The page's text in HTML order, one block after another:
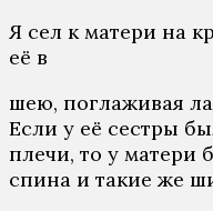
Я сел к матери на
её в
шею, поглаживая
Если у её сестры
плечи, то у матери
спина и такие же